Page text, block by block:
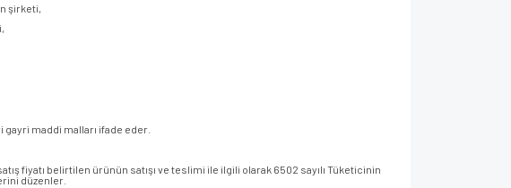
şirketi,
gayri maddi malları ifade eder.
fiyatı belirtilen ürünün satışı ve teslimi ile ilgili olarak 6502 sayılı Tüketicinin
düzenler.